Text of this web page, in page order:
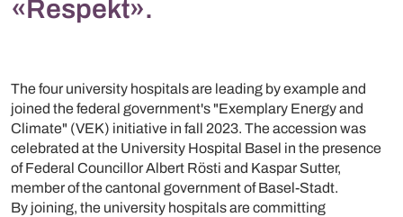
«Respekt».
The four university hospitals are leading by example and
joined the federal government's "Exemplary Energy and
Climate" (VEK) initiative in fall 2023. The accession was
celebrated at the University Hospital Basel in the presence
of Federal Councillor Albert Rösti and Kaspar Sutter,
member of the cantonal government of Basel-Stadt.
By joining, the university hospitals are committing